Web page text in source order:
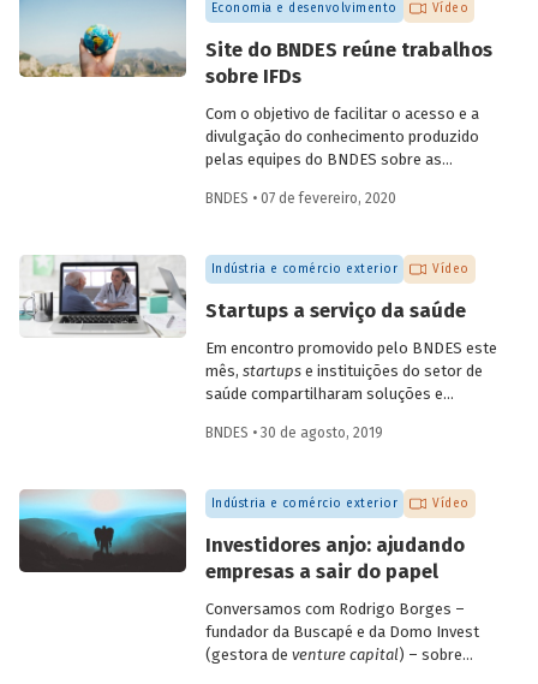
transmitida pelo YouTube do Banco,
contou com participações do
coordenador de ações de prospecção da
Fiocruz, Carlos Gadelha, do diretor-
adjunto da Organização Pan-Americana
de Saúde (Opas), Jarbas Barbosa, e com o
presidente do Fórum Inovação Saúde,
Josier Vilar.
Economia e desenvolvimento Vídeo
Site do BNDES reúne trabalhos
sobre IFDs
Com o objetivo de facilitar o acesso e a
divulgação do conhecimento produzido
pelas equipes do BNDES sobre as
desenvolvimento (IFD), todos os artigos
reunidos em uma única seção especial do
site do Banco.
BNDES • 07 de fevereiro, 2020
Indústria e comércio exterior Vídeo
Startups a serviço da saúde
Em encontro promovido pelo BNDES este
mês, startupse instituições do setor de
saúde compartilharam soluções e
presença de mais de dez startups e de 15
e privado, incluindo hospitais, planos de
saúde, empresas farmacêuticas e
empresas de diagnóstico. Confira a seguir
as questões discutidas e vídeo com
alguns depoimentos do evento.
BNDES • 30 de agosto, 2019
Indústria e comércio exterior Vídeo
Investidores anjo: ajudando
empresas a sair do papel
Conversamos com Rodrigo Borges –
fundador da Buscapé e da Domo Invest
(gestora de venture capital) – sobre